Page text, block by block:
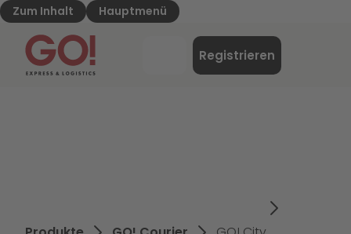
Zum Inhalt Hauptmenü
GO! Express & Logistics - Zur Starteite
Registrieren